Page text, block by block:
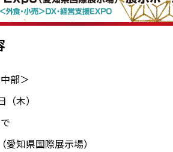
部＞
木）
知県国際展示場）